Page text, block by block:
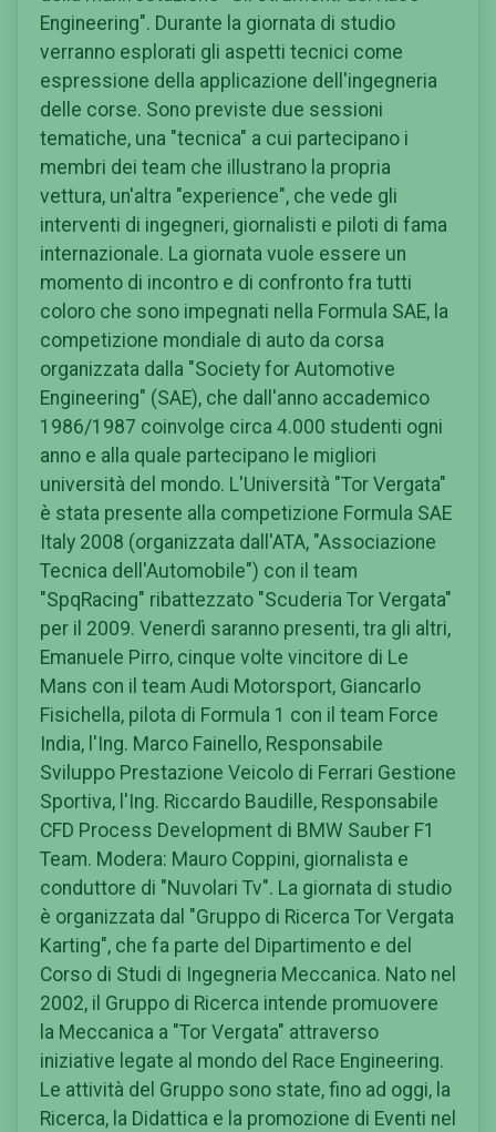
Engineering". Durante la giornata di studio
verranno esplorati gli aspetti tecnici come
espressione della applicazione dell'ingegneria
delle corse. Sono previste due sessioni
tematiche, una "tecnica" a cui partecipano i
membri dei team che illustrano la propria
vettura, un'altra "experience", che vede gli
interventi di ingegneri, giornalisti e piloti di fama
internazionale. La giornata vuole essere un
momento di incontro e di confronto fra tutti
coloro che sono impegnati nella Formula SAE, la
competizione mondiale di auto da corsa
organizzata dalla "Society for Automotive
Engineering" (SAE), che dall'anno accademico
1986/1987 coinvolge circa 4.000 studenti ogni
anno e alla quale partecipano le migliori
università del mondo. L'Università "Tor Vergata"
è stata presente alla competizione Formula SAE
Italy 2008 (organizzata dall'ATA, "Associazione
Tecnica dell'Automobile") con il team
"SpqRacing" ribattezzato "Scuderia Tor Vergata"
per il 2009. Venerdì saranno presenti, tra gli altri,
Emanuele Pirro, cinque volte vincitore di Le
Mans con il team Audi Motorsport, Giancarlo
Fisichella, pilota di Formula 1 con il team Force
India, l'Ing. Marco Fainello, Responsabile
Sviluppo Prestazione Veicolo di Ferrari Gestione
Sportiva, l'Ing. Riccardo Baudille, Responsabile
CFD Process Development di BMW Sauber F1
Team. Modera: Mauro Coppini, giornalista e
conduttore di "Nuvolari Tv". La giornata di studio
è organizzata dal "Gruppo di Ricerca Tor Vergata
Karting", che fa parte del Dipartimento e del
Corso di Studi di Ingegneria Meccanica. Nato nel
2002, il Gruppo di Ricerca intende promuovere
la Meccanica a "Tor Vergata" attraverso
iniziative legate al mondo del Race Engineering.
Le attività del Gruppo sono state, fino ad oggi, la
Ricerca, la Didattica e la promozione di Eventi nel